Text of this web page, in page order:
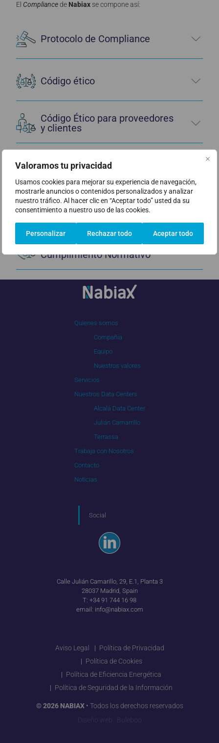
Valoramos tu privacidad
Usamos cookies para mejorar su experiencia de navegación,
mostrarle anuncios o contenidos personalizados y analizar
nuestro tráfico. Al hacer clic en “Aceptar todo” usted da su
consentimiento a nuestro uso de las cookies.
Personalizar Rechazar todo Aceptar todo
El Compliancede Nabiax se compone así:
Protocolo de Compliance
Código ético
Código Ético para proveedores
y clientes
Política Anticorrupción
Reglamento del buzón de
Compliance
Reglamento del Comité de
Cumplimiento Normativo
Quienes somos
Compañía
Equipo
Nuestros valores
Servicios
Nuestros Data Centers
Alcalá Data Center
Julián Camarrillo
Terrassa
Trabaja con Nosotros
Contacto
Noticias
Social
Calle Julián Camarillo, 29, E.1, Planta 3
28037 Madrid, Spain
T: +34 91 744 16 98
email: info@nabiax.com
Aviso Legal
Política de Privacidad
Política de Cookies
Política de Eficiencia Energética
Política de Seguridad de la Información
© 2026 NABIAX• Todos los derechos reservados
Diseño web
Buleboo